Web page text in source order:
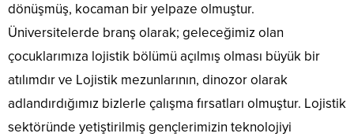
dönüşmüş, kocaman bir yelpaze olmuştur.
Üniversitelerde branş olarak; geleceğimiz olan
çocuklarımıza lojistik bölümü açılmış olması büyük bir
atılımdır ve Lojistik mezunlarının, dinozor olarak
adlandırdığımız bizlerle çalışma fırsatları olmuştur. Lojistik
sektöründe yetiştirilmiş gençlerimizin teknolojiyi